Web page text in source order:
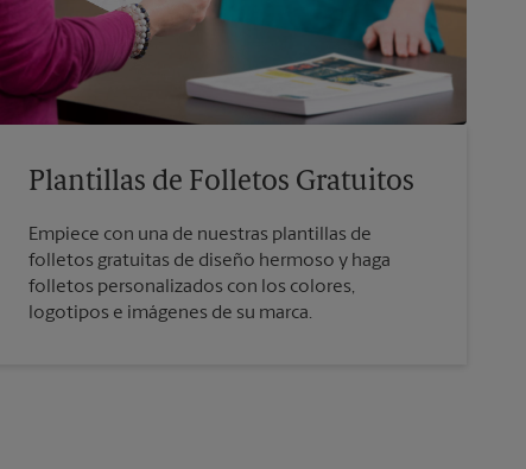
Plantillas de Folletos Gratuitos
Empiece con una de nuestras plantillas de
folletos gratuitas de diseño hermoso y haga
folletos personalizados con los colores,
logotipos e imágenes de su marca.